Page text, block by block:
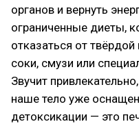
органов и вернуть
ограниченные диеты,
отказаться от
соки, смузи или
Звучит
наше тело уже
детоксикации — это